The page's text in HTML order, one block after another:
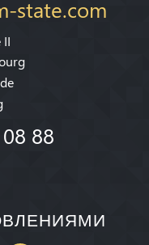
state.com
II
88